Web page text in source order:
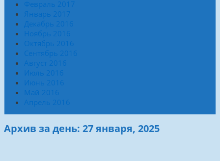
Февраль 2017
Январь 2017
Декабрь 2016
Ноябрь 2016
Октябрь 2016
Сентябрь 2016
Август 2016
Июль 2016
Июнь 2016
Май 2016
Апрель 2016
Архив за день: 27 января, 2025